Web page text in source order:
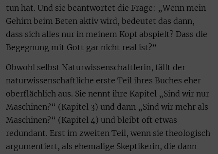
tun hat. Und sie beantwortet die Frage: „Wenn mein
Gehirn beim Beten aktiv wird, bedeutet das dann,
dass sich alles nur in meinem Kopf abspielt? Dass die
Begegnung mit Gott gar nicht real ist?“
Obwohl selbst Naturwissenschaftlerin, fällt der
naturwissenschaftliche erste Teil ihres Buches eher
oberflächlich aus. Sie nennt ihre Kapitel „Sind wir nur
Maschinen?“ (Kapitel 3) und dann „Sind wir mehr als
Maschinen?“ (Kapitel 4) und bleibt oft etwas
redundant. Erst im zweiten Teil, wenn sie theologisch
argumentiert, als ehemalige Skeptikerin, die dann